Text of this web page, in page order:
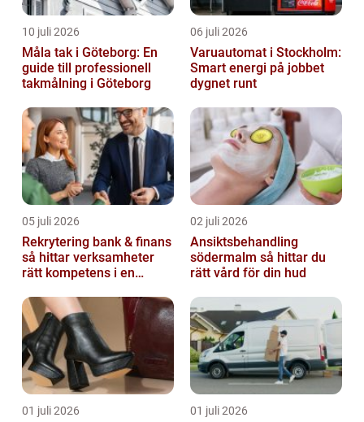
10 juli 2026
Måla tak i Göteborg: En
guide till professionell
takmålning i Göteborg
06 juli 2026
Varuautomat i Stockholm:
Smart energi på jobbet
dygnet runt
05 juli 2026
Rekrytering bank & finans
så hittar verksamheter
rätt kompetens i en
02 juli 2026
Ansiktsbehandling
södermalm så hittar du
rätt vård för din hud
01 juli 2026 01 juli 2026